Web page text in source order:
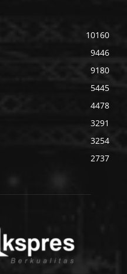
10160
9446
9180
5445
4478
3291
3254
2737